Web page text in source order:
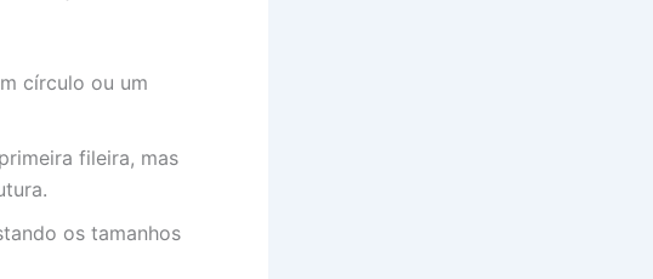
círculo ou um
fileira, mas
os tamanhos